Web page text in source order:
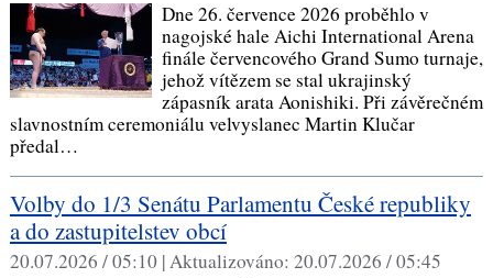
Dne 26. července 2026 proběhlo v
nagojské hale Aichi International Arena
finále červencového Grand Sumo turnaje,
jehož vítězem se stal ukrajinský
zápasník arata Aonishiki. Při závěrečném
slavnostním ceremoniálu velvyslanec Martin Klučar
předal…
Volby do 1/3 Senátu Parlamentu České republiky
a do zastupitelstev obcí
20.07.2026 / 05:10 |Aktualizováno: 20.07.2026 / 05:45